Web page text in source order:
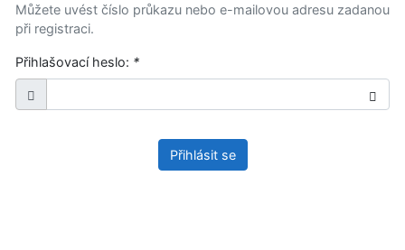
Můžete uvést číslo průkazu nebo e-mailovou adresu zadanou
při registraci.
Přihlašovací heslo: *
Přihlásit se